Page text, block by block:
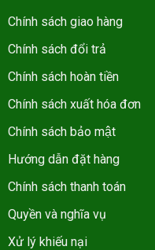
Chính sách giao hàng
Chính sách đổi trả
Chính sách hoàn tiền
Chính sách xuất hóa đơn
Chính sách bảo mật
Hướng dẫn đặt hàng
Chính sách thanh toán
Quyền và nghĩa vụ
Xử lý khiếu nại